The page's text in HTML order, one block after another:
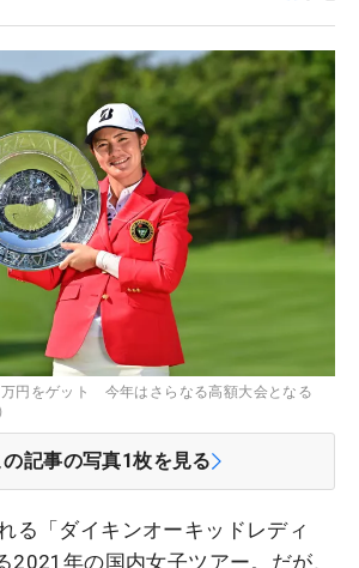
円をゲット 今年はさらなる高額大会となる
の記事の写真1枚を見る
る「ダイキンオーキッドレディ
2021年の国内女子ツアー。だが、